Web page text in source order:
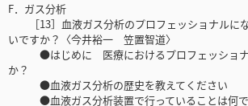
F．ガス分析
［13］血液ガス分析のプロフェッショナルに
いですか？〈今井裕一 笠置智道〉
●はじめに 医療におけるプロフェッショナ
か？
●血液ガス分析の歴史を教えてください
●血液ガス分析装置で行っていることは何で